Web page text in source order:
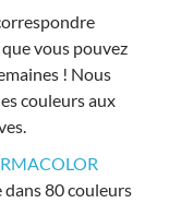
vous pouvez
! Nous
couleurs aux
80 couleurs